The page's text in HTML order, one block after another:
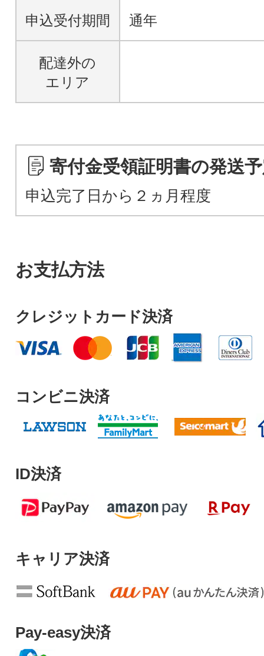
申込受付期間 通年
配達外の
エリア
寄付金受領証明書の発送
申込完了日から２ヵ月程度
お支払方法
クレジットカード決済
コンビニ決済
ID決済
キャリア決済
Pay-easy決済